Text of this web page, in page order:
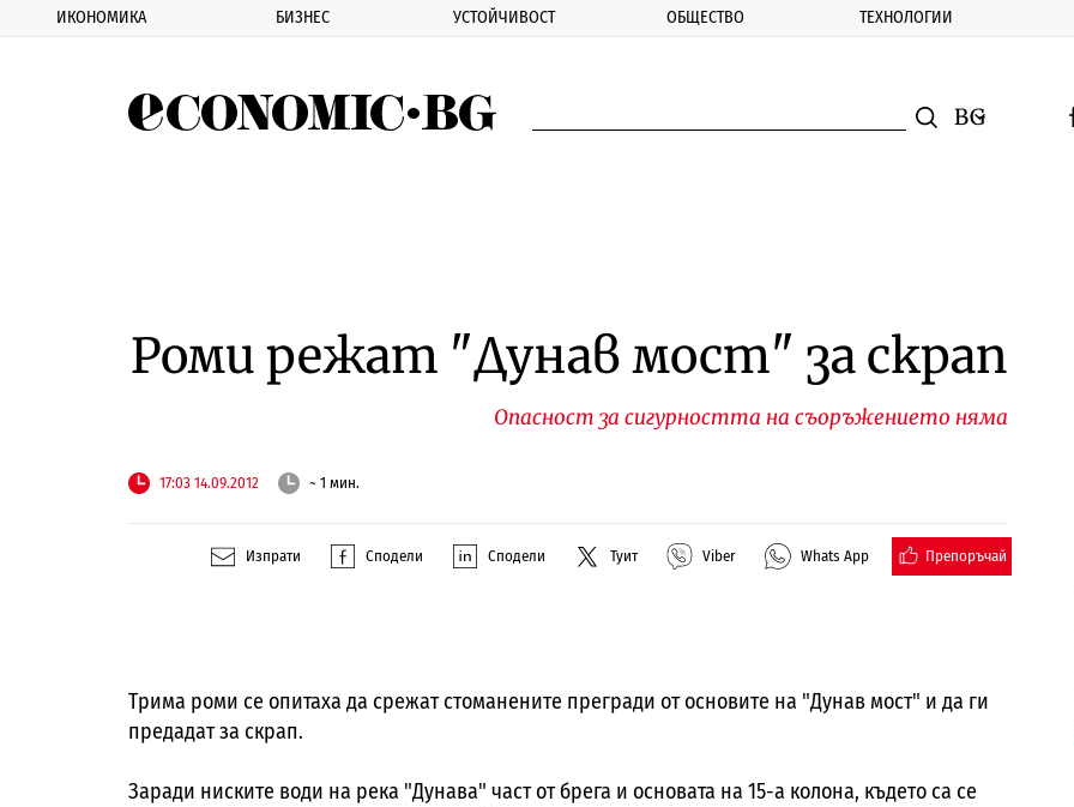
ИКОНОМИКА БИЗНЕС УСТОЙЧИВОСТ ОБЩЕСТВО ТЕХНОЛОГИИ
Смяна на
Роми режат "Дунав мост" за скрап
Опасност за сигурността на съоръжението няма
17:03 14.09.2012 ~ 1 мин.
Изпрати Сподели Сподели Туит Viber Whats App Препоръчай
Трима роми се опитаха да срежат стоманените прегради от основите на "Дунав мост" и да ги
предадат за скрап.
Заради ниските води на река "Дунава" част от брега и основата на 15-а колона, където са се